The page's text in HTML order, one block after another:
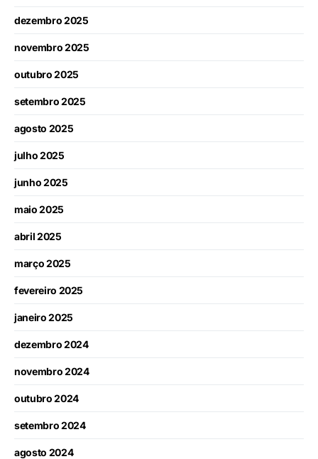
dezembro 2025
novembro 2025
outubro 2025
setembro 2025
agosto 2025
julho 2025
junho 2025
maio 2025
abril 2025
março 2025
fevereiro 2025
janeiro 2025
dezembro 2024
novembro 2024
outubro 2024
setembro 2024
agosto 2024